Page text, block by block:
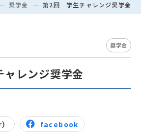
奨学金 第2回 学生チャレンジ奨学金
奨学金
レンジ奨学金
facebook